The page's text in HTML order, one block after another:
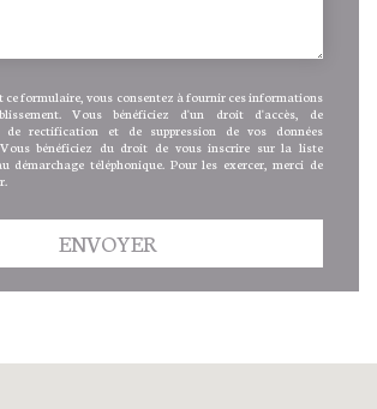
ce formulaire, vous consentez à fournir ces informations
Vous bénéficiez d'un droit d'accès, de
de rectification et de suppression de vos données
Vous bénéficiez du droit de vous inscrire sur la liste
démarchage téléphonique. Pour les exercer, merci de
ENVOYER